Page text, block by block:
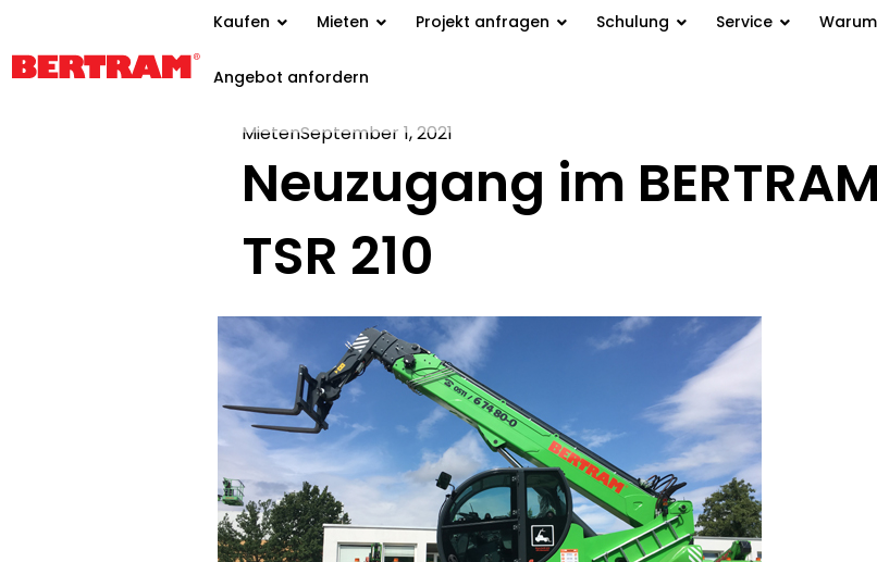
Kaufen Mieten Projekt anfragen Schulung Service
Angebot anfordern
MietenSeptember 1, 2021
Neuzugang im
TSR 210